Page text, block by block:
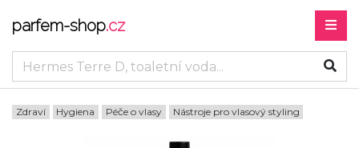
parfem-shop.cz
Zdraví Hygiena Péče o vlasy Nástroje pro vlasový styling